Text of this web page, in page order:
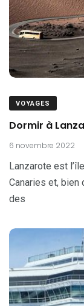
VOYAGES
Dormir à
6 novembre 2022
Lanzarote est
Canaries et, bien
des